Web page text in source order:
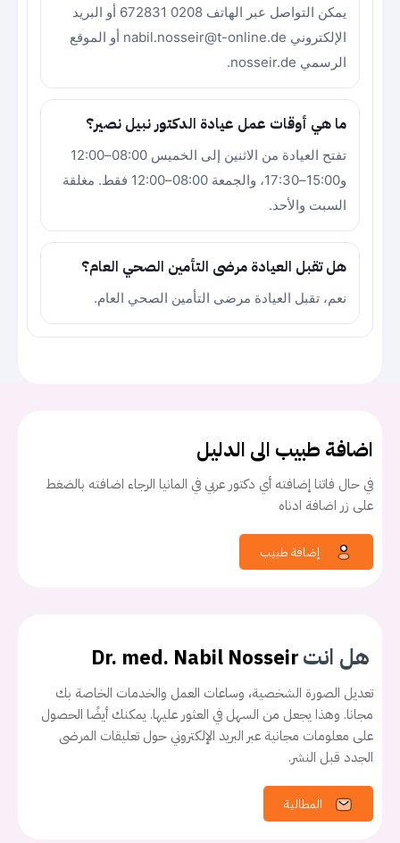
يمكن التواصل عبر الهاتف 0208 672831 أو البريد
الإلكتروني nabil.nosseir@t-online.de أو الموقع
الرسمي nosseir.de.
ما هي أوقات عمل عيادة الدكتور نبيل نصير؟
تفتح العيادة من الاثنين إلى الخميس 08:00–12:00
و15:00–17:30، والجمعة 08:00–12:00 فقط. مغلقة
السبت والأحد.
هل تقبل العيادة مرضى التأمين الصحي العام؟
نعم، تقبل العيادة مرضى التأمين الصحي العام.
اضافة طبيب الى الدليل
في حال فاتنا إضافته أي دكتور عربي في المانيا الرجاء اضافته بالضغط
على زر اضافة ادناه
هل انتDr. med. Nabil Nosseir
تعديل الصورة الشخصية، وساعات العمل والخدمات الخاصة بك
مجانا. وهذا يجعل من السهل في العثور عليها. يمكنك أيضًا الحصول
على معلومات مجانية عبر البريد الإلكتروني حول تعليقات المرضى
الجدد قبل النشر.
المطالبة